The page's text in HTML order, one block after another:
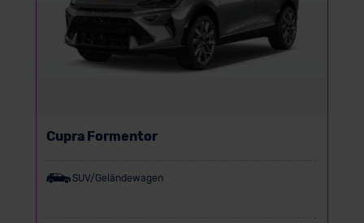
Cupra Formentor
SUV/Geländewagen